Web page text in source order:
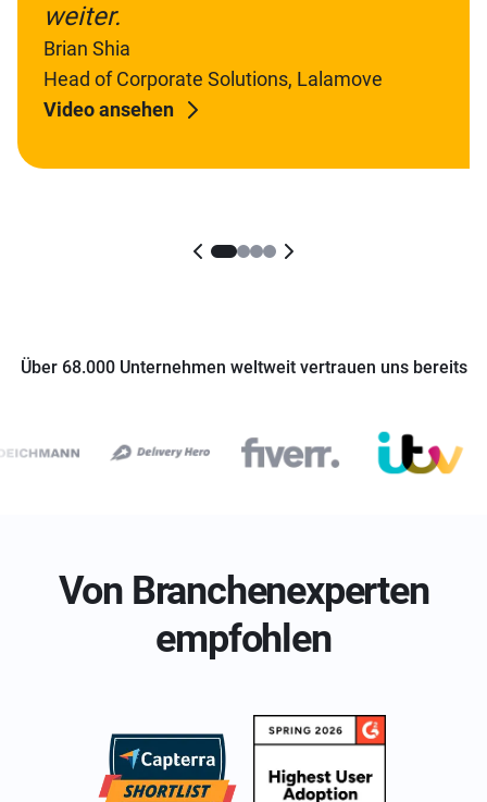
weiter.
Brian Shia
Head of Corporate Solutions, Lalamove
Video ansehen
Über 68.000 Unternehmen weltweit vertrauen uns bereits
Von Branchenexperten
empfohlen